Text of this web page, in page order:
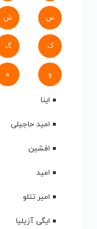
س ش
ک گ
و ه
اینا
امید حاجیلی
افشین
امید
امیر تتلو
ایگی آزیلیا